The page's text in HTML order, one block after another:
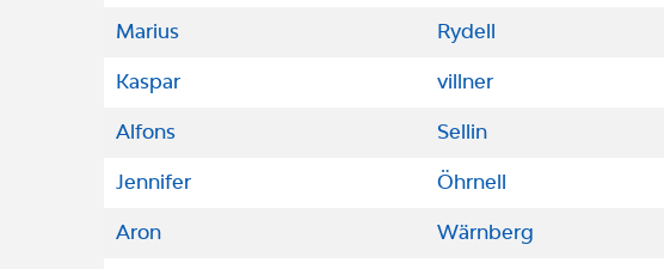
Marius Rydell
Kaspar villner
Alfons Sellin
Jennifer Öhrnell
Aron Wärnberg